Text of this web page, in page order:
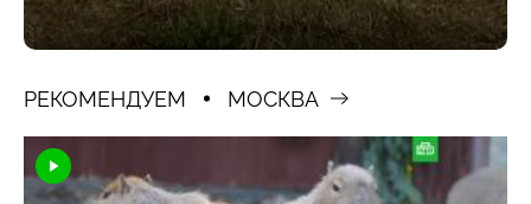
РЕКОМЕНДУЕМ МОСКВА